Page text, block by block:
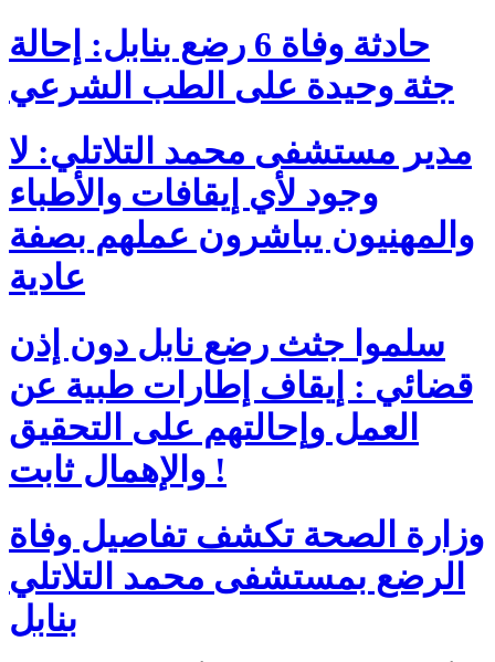
حادثة وفاة 6 رضع بنابل: إحالة
جثة وحيدة على الطب الشرعي
مدير مستشفى محمد التلاتلي: لا
وجود لأي إيقافات والأطباء
والمهنيون يباشرون عملهم بصفة
عادية
سلموا جثث رضع نابل دون إذن
قضائي : إيقاف إطارات طبية عن
العمل وإحالتهم على التحقيق
والإهمال ثابت !
وزارة الصحة تكشف تفاصيل وفاة
الرضع بمستشفى محمد التلاتلي
بنابل